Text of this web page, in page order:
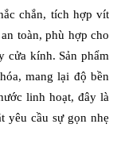
chắn, tích hợp vít
toàn, phù hợp cho
cửa kính. Sản phẩm
mang lại độ bền
linh hoạt, đây là
yêu cầu sự gọn nhẹ